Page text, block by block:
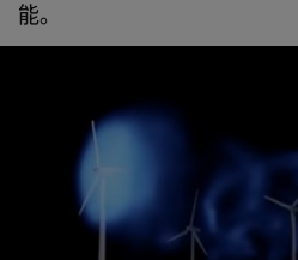
能。